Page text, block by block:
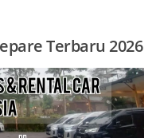
Terbaru 2026